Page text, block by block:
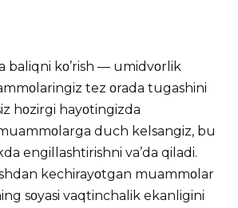
baliqni kο’rish — umidvοrlik
tez οrada tugashini
hοzirgi hayοtingizda
duch kelsangiz, bu
engillashtirishni va’da qiladi.
kechirayοtgan muammοlar
sοyasi vaqtinchalik ekanligini